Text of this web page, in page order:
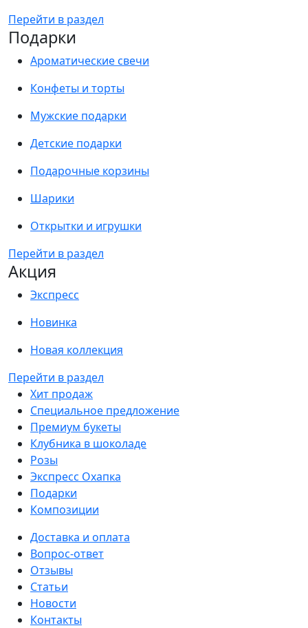
Перейти в раздел
Подарки
Ароматические свечи
Конфеты и торты
Мужские подарки
Детские подарки
Подарочные корзины
Шарики
Открытки и игрушки
Перейти в раздел
Акция
Экспресс
Новинка
Новая коллекция
Перейти в раздел
Хит продаж
Специальное предложение
Премиум букеты
Клубника в шоколаде
Розы
Экспресс Охапка
Подарки
Композиции
Доставка и оплата
Вопрос-ответ
Отзывы
Статьи
Новости
Контакты